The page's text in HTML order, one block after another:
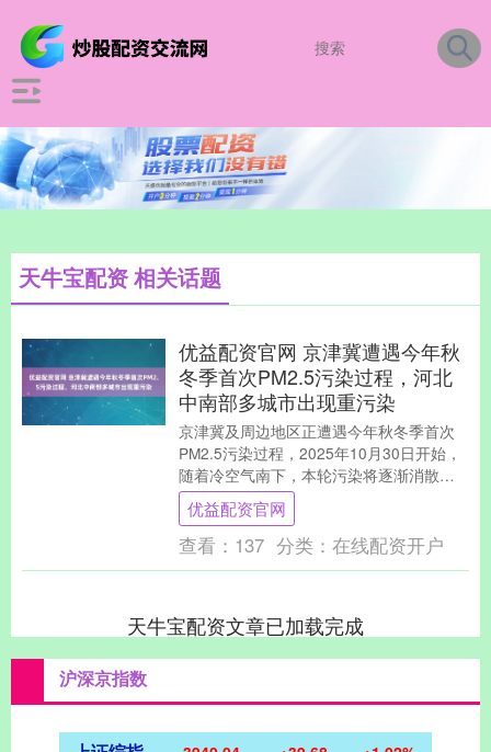
天牛宝配资 相关话题
优益配资官网 京津冀遭遇今年秋
冬季首次PM2.5污染过程，河北
中南部多城市出现重污染
京津冀及周边地区正遭遇今年秋冬季首次
PM2.5污染过程，2025年10月30日开始，
随着冷空气南下，本轮污染将逐渐消散。
10月30日上午，伴随大雾天气，河北中....
优益配资官网
查看： 137 分类： 在线配资开户
天牛宝配资文章已加载完成
沪深京指数